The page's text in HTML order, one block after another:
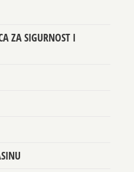
ZA SIGURNOST I